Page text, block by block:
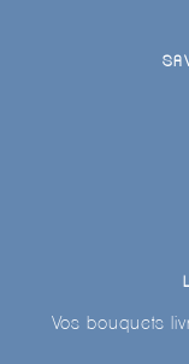
Vos bouquets